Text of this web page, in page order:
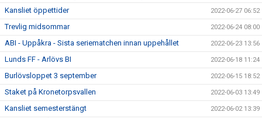
Kansliet öppettider 2022-06-27 06:52
Trevlig midsommar 2022-06-24 08:00
ABI - Uppåkra - Sista seriematchen innan uppehållet 2022-06-23 13:56
Lunds FF - Arlövs BI 2022-06-18 11:24
Burlövsloppet 3 september 2022-06-15 18:52
Staket på Kronetorpsvallen 2022-06-03 13:49
Kansliet semesterstängt 2022-06-02 13:39